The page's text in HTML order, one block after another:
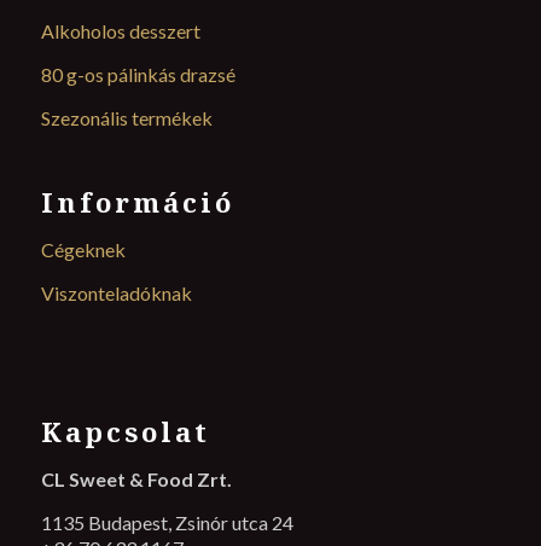
Alkoholos desszert
80 g-os pálinkás drazsé
Szezonális termékek
Információ
Cégeknek
Viszonteladóknak
Kapcsolat
CL Sweet & Food Zrt.
1135 Budapest, Zsinór utca 24